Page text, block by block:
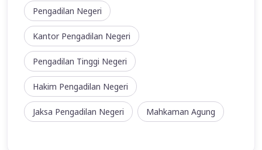
Pengadilan Negeri
Kantor Pengadilan Negeri
Pengadilan Tinggi Negeri
Hakim Pengadilan Negeri
Jaksa Pengadilan Negeri Mahkaman Agung